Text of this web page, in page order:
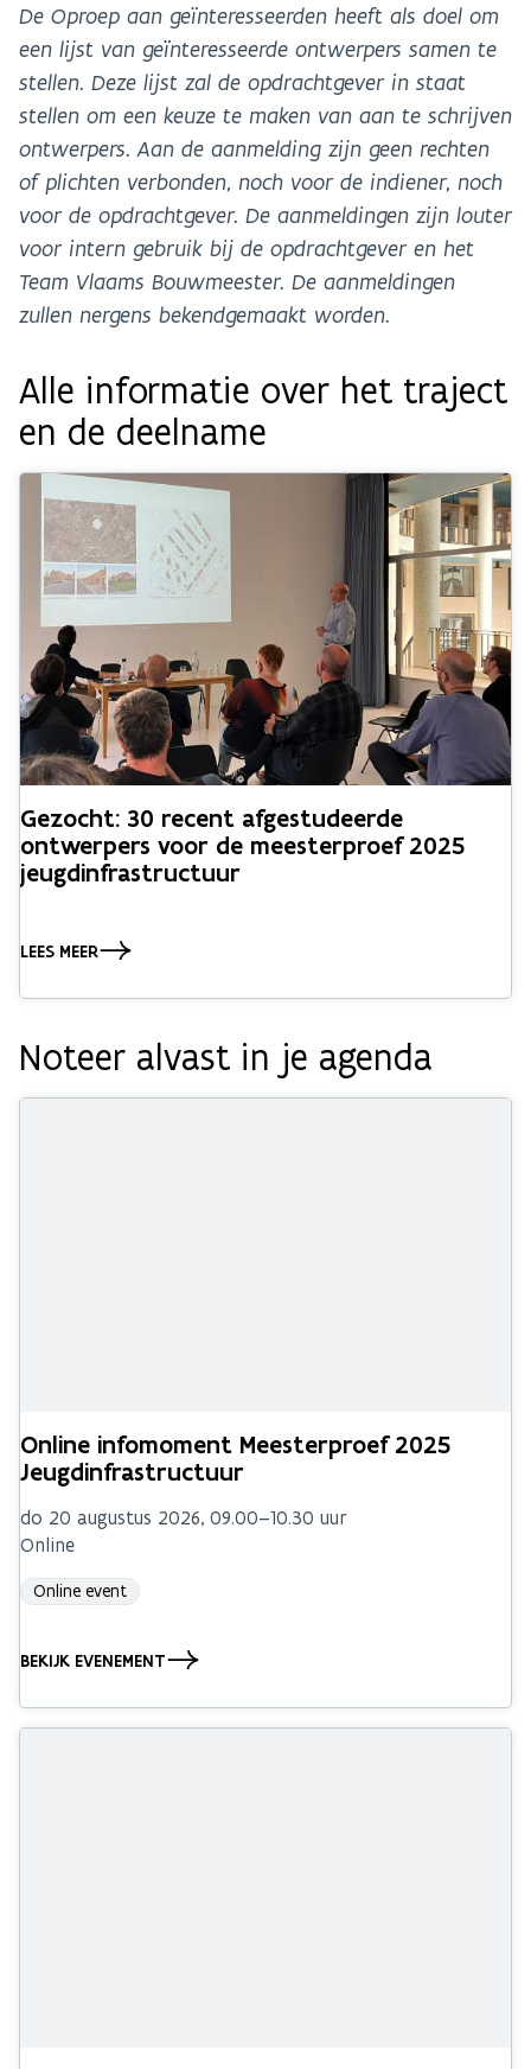
De Oproep aan geïnteresseerden heeft als doel om
een lijst van geïnteresseerde ontwerpers samen te
stellen. Deze lijst zal de opdrachtgever in staat
stellen om een keuze te maken van aan te schrijven
ontwerpers. Aan de aanmelding zijn geen rechten
of plichten verbonden, noch voor de indiener, noch
voor de opdrachtgever. De aanmeldingen zijn louter
voor intern gebruik bij de opdrachtgever en het
Team Vlaams Bouwmeester. De aanmeldingen
zullen nergens bekendgemaakt worden.
Alle informatie over het traject
en de deelname
Gezocht: 30 recent afgestudeerde
ontwerpers voor de meesterproef 2025
jeugdinfrastructuur
LEES MEER
Noteer alvast in je agenda
Online infomoment Meesterproef 2025
Jeugdinfrastructuur
do 20 augustus 2026, 09.00–10.30 uur
Online
Online event
BEKIJK EVENEMENT